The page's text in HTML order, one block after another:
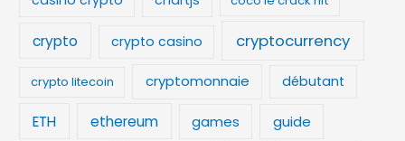
crypto crypto casino cryptocurrency
crypto litecoin cryptomonnaie débutant
ETH ethereum games guide